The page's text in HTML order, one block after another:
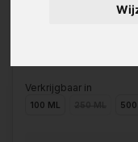
Verkrijgbaar in
100 ML 500